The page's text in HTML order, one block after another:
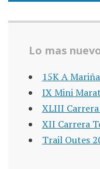
Lo mas
15K A
IX Mini
XLIII Carrera
XII Carrera
Trail Outes